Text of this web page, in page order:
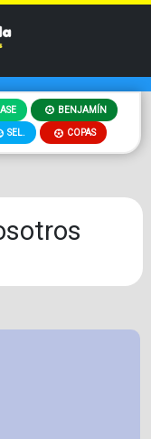
BENJAMÍN
SEL. COPAS